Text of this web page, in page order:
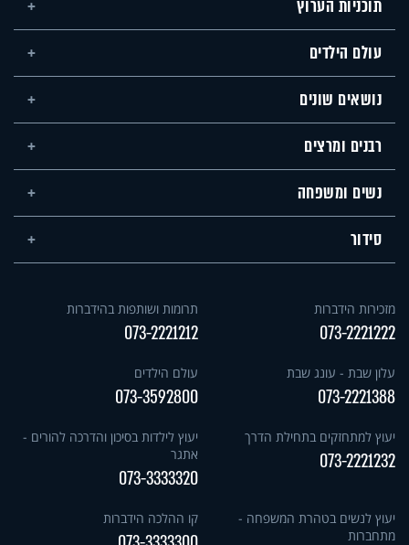
תוכניות הערוץ
עולם הילדים
נושאים שונים
רבנים ומרצים
נשים ומשפחה
סידור
מזכירות הידברות
073-2221222
תרומות ושותפות בהידברות
073-2221212
עלון שבת - עונג שבת
073-2221388
עולם הילדים
073-3592800
יעוץ למתחזקים בתחילת הדרך
073-2221232
יעוץ לילדות בסיכון והדרכה להורים -
אתגר
073-3333320
יעוץ לנשים בטהרת המשפחה -
מתחברות
קו ההלכה הידברות